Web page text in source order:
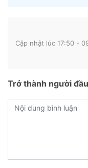
Cập nhật lúc 17:50 -
Trở thành người